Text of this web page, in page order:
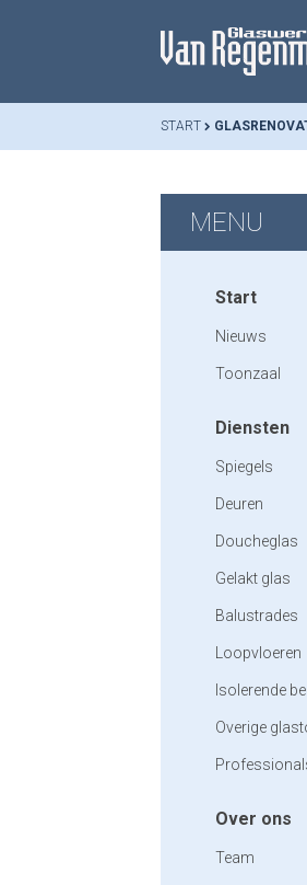
START
MENU
Start
Nieuws
Toonzaal
Diensten
Spiegels
Deuren
Doucheglas
Gelakt glas
Balustrades
Loopvloeren
Isolerende
Overige
Over ons
Team